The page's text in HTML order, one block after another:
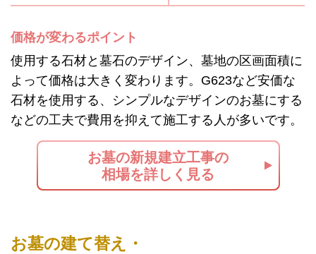
価格が変わるポイント
使用する石材と墓石のデザイン、墓地の区画面積に
よって価格は大きく変わります。G623など安価な
石材を使用する、シンプルなデザインのお墓にする
などの工夫で費用を抑えて施工する人が多いです。
お墓の新規建立工事の
相場を詳しく見る
お墓の建て替え・